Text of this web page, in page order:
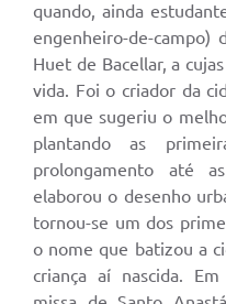
quando, ainda
engenheiro-de-campo)
Huet de Bacellar, a
vida. Foi o criador da
em que sugeriu o
plantando as
prolongamento até
elaborou o desenho
tornou-se um dos
o nome que batizou a
criança aí nascida.